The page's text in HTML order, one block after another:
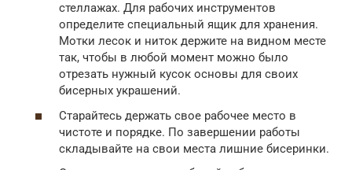
стеллажах. Для рабочих инструментов
определите специальный ящик для хранения.
Мотки лесок и ниток держите на видном месте
так, чтобы в любой момент можно было
отрезать нужный кусок основы для своих
бисерных украшений.
Старайтесь держать свое рабочее место в
чистоте и порядке. По завершении работы
складывайте на свои места лишние бисеринки.